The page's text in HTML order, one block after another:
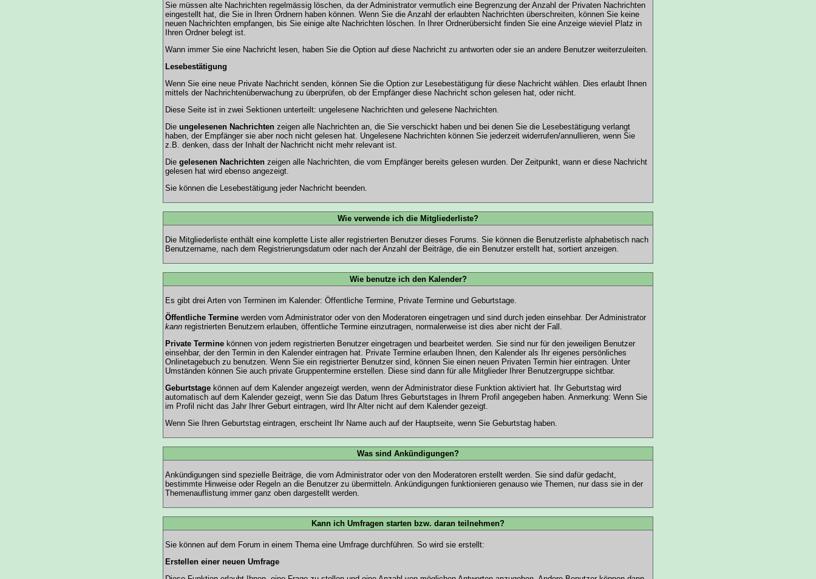
Sie müssen alte Nachrichten regelmässig löschen, da der Administrator vermutlich eine Begrenzung der Anzahl der Privaten Nachrichten
eingestellt hat, die Sie in Ihren Ordnern haben können. Wenn Sie die Anzahl der erlaubten Nachrichten überschreiten, können Sie keine
neuen Nachrichten empfangen, bis Sie einige alte Nachrichten löschen. In Ihrer Ordnerübersicht finden Sie eine Anzeige wieviel Platz in
Ihren Ordner belegt ist.
Wann immer Sie eine Nachricht lesen, haben Sie die Option auf diese Nachricht zu antworten oder sie an andere Benutzer weiterzuleiten.
Lesebestätigung
Wenn Sie eine neue Private Nachricht senden, können Sie die Option zur Lesebestätigung für diese Nachricht wählen. Dies erlaubt Ihnen
mittels der Nachrichtenüberwachung zu überprüfen, ob der Empfänger diese Nachricht schon gelesen hat, oder nicht.
Diese Seite ist in zwei Sektionen unterteilt: ungelesene Nachrichten und gelesene Nachrichten.
Die ungelesenen Nachrichten zeigen alle Nachrichten an, die Sie verschickt haben und bei denen Sie die Lesebestätigung verlangt
haben, der Empfänger sie aber noch nicht gelesen hat. Ungelesene Nachrichten können Sie jederzeit widerrufen/annullieren, wenn Sie
z.B. denken, dass der Inhalt der Nachricht nicht mehr relevant ist.
Die gelesenen Nachrichten zeigen alle Nachrichten, die vom Empfänger bereits gelesen wurden. Der Zeitpunkt, wann er diese Nachricht
gelesen hat wird ebenso angezeigt.
Sie können die Lesebestätigung jeder Nachricht beenden.
Wie verwende ich die Mitgliederliste?
Die Mitgliederliste enthält eine komplette Liste aller registrierten Benutzer dieses Forums. Sie können die Benutzerliste alphabetisch nach
Benutzername, nach dem Registrierungsdatum oder nach der Anzahl der Beiträge, die ein Benutzer erstellt hat, sortiert anzeigen.
Wie benutze ich den Kalender?
Es gibt drei Arten von Terminen im Kalender: Öffentliche Termine, Private Termine und Geburtstage.
Öffentliche Termine werden vom Administrator oder von den Moderatoren eingetragen und sind durch jeden einsehbar. Der Administrator
kann registrierten Benutzern erlauben, öffentliche Termine einzutragen, normalerweise ist dies aber nicht der Fall.
Private Termine können von jedem registrierten Benutzer eingetragen und bearbeitet werden. Sie sind nur für den jeweiligen Benutzer
einsehbar, der den Termin in den Kalender eintragen hat. Private Termine erlauben Ihnen, den Kalender als Ihr eigenes persönliches
Onlinetagebuch zu benutzen. Wenn Sie ein registrierter Benutzer sind, können Sie einen neuen Privaten Termin hier eintragen. Unter
Umständen können Sie auch private Gruppentermine erstellen. Diese sind dann für alle Mitglieder Ihrer Benutzergruppe sichtbar.
Geburtstage können auf dem Kalender angezeigt werden, wenn der Administrator diese Funktion aktiviert hat. Ihr Geburtstag wird
automatisch auf dem Kalender gezeigt, wenn Sie das Datum Ihres Geburtstages in Ihrem Profil angegeben haben. Anmerkung: Wenn Sie
im Profil nicht das Jahr Ihrer Geburt eintragen, wird Ihr Alter nicht auf dem Kalender gezeigt.
Wenn Sie Ihren Geburtstag eintragen, erscheint Ihr Name auch auf der Hauptseite, wenn Sie Geburtstag haben.
Was sind Ankündigungen?
Ankündigungen sind spezielle Beiträge, die vom Administrator oder von den Moderatoren erstellt werden. Sie sind dafür gedacht,
bestimmte Hinweise oder Regeln an die Benutzer zu übermitteln. Ankündigungen funktionieren genauso wie Themen, nur dass sie in der
Themenauflistung immer ganz oben dargestellt werden.
Kann ich Umfragen starten bzw. daran teilnehmen?
Sie können auf dem Forum in einem Thema eine Umfrage durchführen. So wird sie erstellt:
Erstellen einer neuen Umfrage